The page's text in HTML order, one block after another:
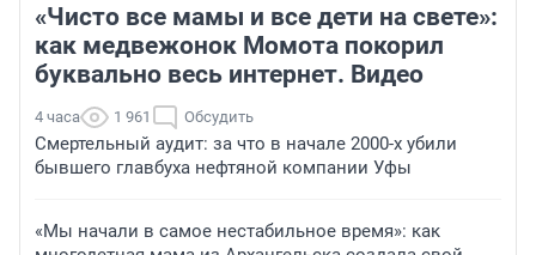
«Чисто все мамы и все дети на свете»:
как медвежонок Момота покорил
буквально весь интернет. Видео
4 часа 1 961 Обсудить
Смертельный аудит: за что в начале 2000-х убили
бывшего главбуха нефтяной компании Уфы
«Мы начали в самое нестабильное время»: как